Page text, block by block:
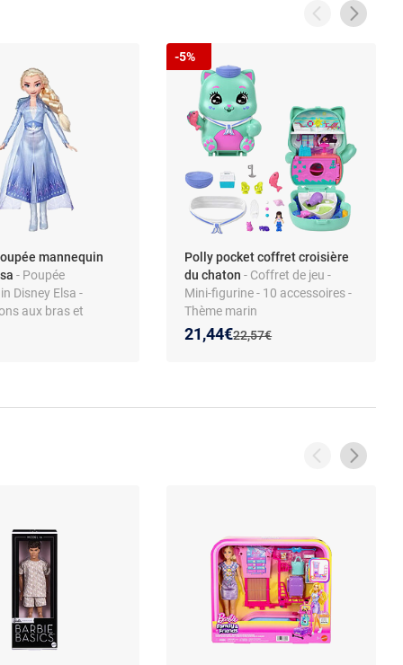
mannequin
- Poupée
Disney Elsa -
aux bras et
La Reine des
Plastique - Dès 3 ans
Polly pocket coffret croisière
du chaton- Coffret de jeu -
Mini-figurine - 10 accessoires -
Thème marin
Ancien prix :
22,57€
Nouveau prix :
21,44€
Réduction de :
-5%